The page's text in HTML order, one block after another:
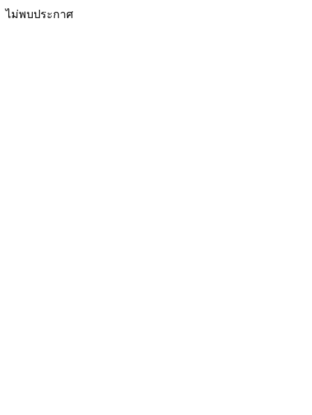
ไม่พบประกาศ